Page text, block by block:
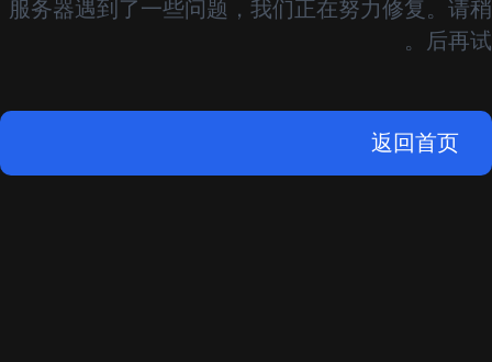
服务器遇到了一些问题，我们正在努力修复。请稍
后再试。
返回首页